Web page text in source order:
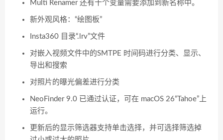
Multi Renamer 还有十个变量需要添加到新名称中。
新外观风格：“绘图板”
Insta360 目录“.lrv”文件
对嵌入视频文件中的SMTPE 时间码进行分类、显示、
导出和搜索
对照片的曝光偏差进行分类
NeoFinder 9.0 已通过认证，可在 macOS 26“Tahoe”上
运行。
更新后的显示筛选器支持单击选择，并可选择筛选掉